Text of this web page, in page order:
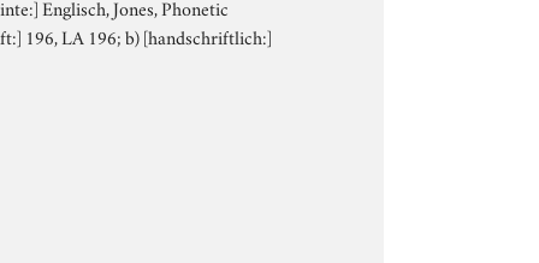
Englisch, Jones, Phonetic
196, LA 196; b) [handschriftlich:]